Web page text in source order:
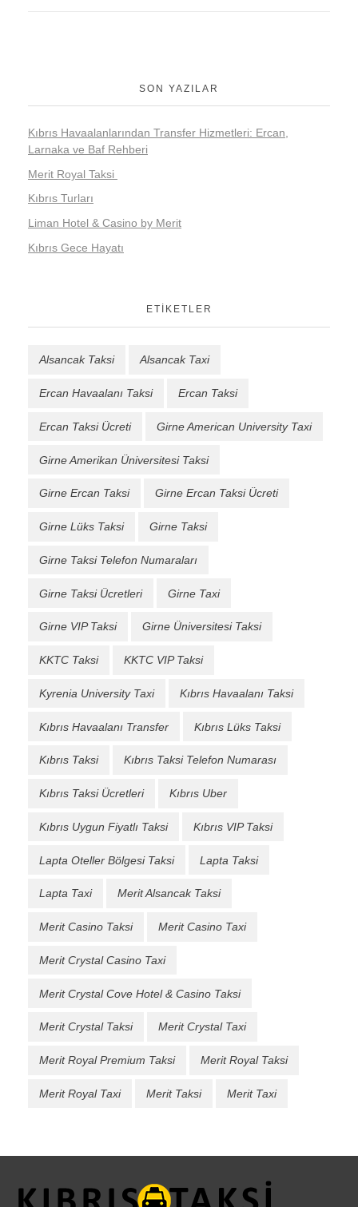
SON YAZILAR
Kıbrıs Havaalanlarından Transfer Hizmetleri: Ercan,
Larnaka ve Baf Rehberi
Merit Royal Taksi
Kıbrıs Turları
Liman Hotel & Casino by Merit
Kıbrıs Gece Hayatı
ETIKETLER
Alsancak Taksi Alsancak Taxi
Ercan Havaalanı Taksi Ercan Taksi
Ercan Taksi Ücreti Girne American University Taxi
Girne Amerikan Üniversitesi Taksi
Girne Ercan Taksi Girne Ercan Taksi Ücreti
Girne Lüks Taksi Girne Taksi
Girne Taksi Telefon Numaraları
Girne Taksi Ücretleri Girne Taxi
Girne VIP Taksi Girne Üniversitesi Taksi
KKTC Taksi KKTC VIP Taksi
Kyrenia University Taxi Kıbrıs Havaalanı Taksi
Kıbrıs Havaalanı Transfer Kıbrıs Lüks Taksi
Kıbrıs Taksi Kıbrıs Taksi Telefon Numarası
Kıbrıs Taksi Ücretleri Kıbrıs Uber
Kıbrıs Uygun Fiyatlı Taksi Kıbrıs VIP Taksi
Lapta Oteller Bölgesi Taksi Lapta Taksi
Lapta Taxi Merit Alsancak Taksi
Merit Casino Taksi Merit Casino Taxi
Merit Crystal Casino Taxi
Merit Crystal Cove Hotel & Casino Taksi
Merit Crystal Taksi Merit Crystal Taxi
Merit Royal Premium Taksi Merit Royal Taksi
Merit Royal Taxi Merit Taksi Merit Taxi